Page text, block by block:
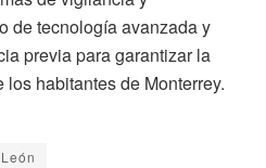
de tecnología avanzada y
previa para garantizar la
habitantes de Monterrey.